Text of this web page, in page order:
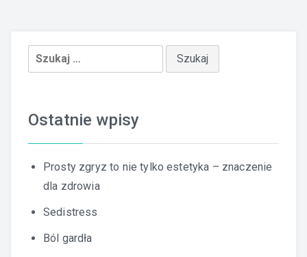
Szukaj:
Ostatnie wpisy
Prosty zgryz to nie tylko estetyka – znaczenie
dla zdrowia
Sedistress
Ból gardła